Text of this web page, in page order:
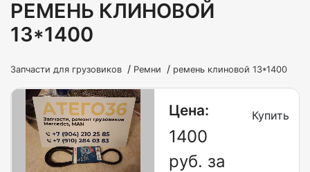
РЕМЕНЬ КЛИНОВОЙ
13*1400
Запчасти для грузовиков / Ремни / ремень клиновой 13*1400
Цена:
1400
руб. за
Купить